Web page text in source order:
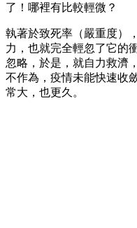
了！哪裡有比較輕微？
執著於致死率（嚴重度）
力，也就完全輕忽了它的
忽略，於是，就自力救濟
不作為，疫情未能快速收
常大，也更久。